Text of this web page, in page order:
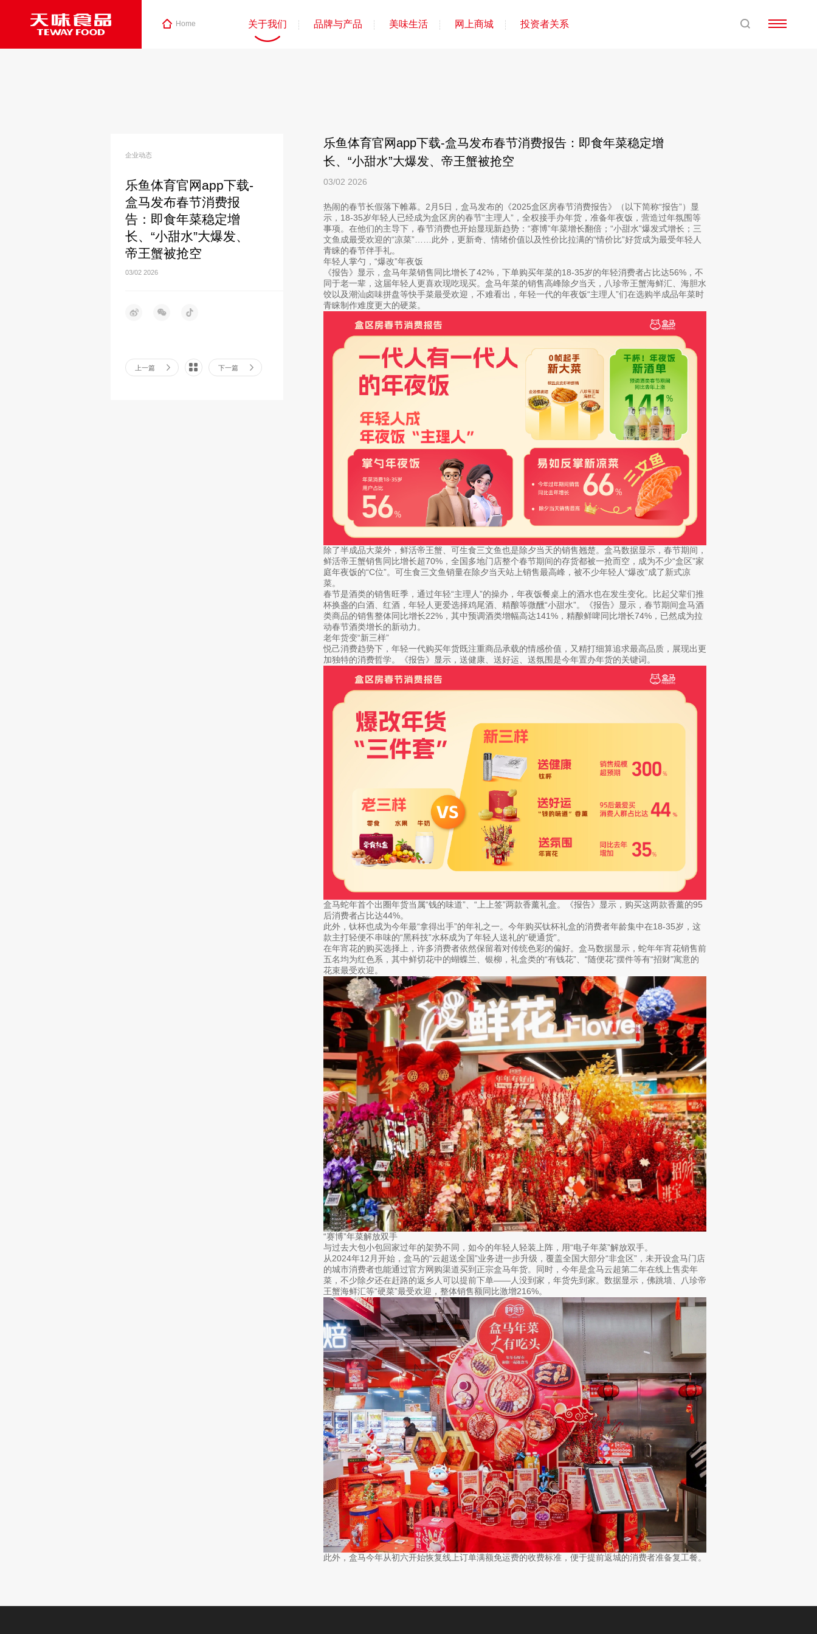
Home 关于我们 品牌与产品 美味生活 网上商城 投资者关系
企业动态
乐鱼体育官网app下载-
盒马发布春节消费报
告：即食年菜稳定增
长、“小甜水”大爆发、
帝王蟹被抢空
03/02 2026
上一篇 下一篇
乐鱼体育官网app下载-盒马发布春节消费报告：即食年菜稳定增
长、“小甜水”大爆发、帝王蟹被抢空
03/02 2026
热闹的春节长假落下帷幕。2月5日，盒马发布的《2025盒区房春节消费报告》（以下简称“报告”）显
示，18-35岁年轻人已经成为盒区房的春节“主理人”，全权接手办年货，准备年夜饭，营造过年氛围等
事项。在他们的主导下，春节消费也开始显现新趋势：“赛博”年菜增长翻倍；“小甜水”爆发式增长；三
文鱼成最受欢迎的“凉菜”……此外，更新奇、情绪价值以及性价比拉满的“情价比”好货成为最受年轻人
青睐的春节伴手礼。
年轻人掌勺，“爆改”年夜饭
《报告》显示，盒马年菜销售同比增长了42%，下单购买年菜的18-35岁的年轻消费者占比达56%，不
同于老一辈，这届年轻人更喜欢现吃现买。盒马年菜的销售高峰除夕当天，八珍帝王蟹海鲜汇、海胆水
饺以及潮汕卤味拼盘等快手菜最受欢迎，不难看出，年轻一代的年夜饭“主理人”们在选购半成品年菜时
青睐制作难度更大的硬菜。
除了半成品大菜外，鲜活帝王蟹、可生食三文鱼也是除夕当天的销售翘楚。盒马数据显示，春节期间，
鲜活帝王蟹销售同比增长超70%，全国多地门店整个春节期间的存货都被一抢而空，成为不少“盒区”家
庭年夜饭的“C位”。可生食三文鱼销量在除夕当天站上销售最高峰，被不少年轻人“爆改”成了新式凉
菜。
春节是酒类的销售旺季，通过年轻“主理人”的操办，年夜饭餐桌上的酒水也在发生变化。比起父辈们推
杯换盏的白酒、红酒，年轻人更爱选择鸡尾酒、精酿等微醺“小甜水”。《报告》显示，春节期间盒马酒
类商品的销售整体同比增长22%，其中预调酒类增幅高达141%，精酿鲜啤同比增长74%，已然成为拉
动春节酒类增长的新动力。
老年货变“新三样”
悦己消费趋势下，年轻一代购买年货既注重商品承载的情感价值，又精打细算追求最高品质，展现出更
加独特的消费哲学。《报告》显示，送健康、送好运、送氛围是今年置办年货的关键词。
盒马蛇年首个出圈年货当属“钱的味道”、“上上签”两款香薰礼盒。《报告》显示，购买这两款香薰的95
后消费者占比达44%。
此外，钛杯也成为今年最“拿得出手”的年礼之一。今年购买钛杯礼盒的消费者年龄集中在18-35岁，这
款主打轻便不串味的“黑科技”水杯成为了年轻人送礼的“硬通货”。
在年宵花的购买选择上，许多消费者依然保留着对传统色彩的偏好。盒马数据显示，蛇年年宵花销售前
五名均为红色系，其中鲜切花中的蝴蝶兰、银柳，礼盒类的“有钱花”、“随便花”摆件等有“招财”寓意的
花束最受欢迎。
“赛博”年菜解放双手
与过去大包小包回家过年的架势不同，如今的年轻人轻装上阵，用“电子年菜”解放双手。
从2024年12月开始，盒马的“云超送全国”业务进一步升级，覆盖全国大部分“非盒区”，未开设盒马门店
的城市消费者也能通过官方网购渠道买到正宗盒马年货。同时，今年是盒马云超第二年在线上售卖年
菜，不少除夕还在赶路的返乡人可以提前下单——人没到家，年货先到家。数据显示，佛跳墙、八珍帝
王蟹海鲜汇等“硬菜”最受欢迎，整体销售额同比激增216%。
此外，盒马今年从初六开始恢复线上订单满额免运费的收费标准，便于提前返城的消费者准备复工餐。